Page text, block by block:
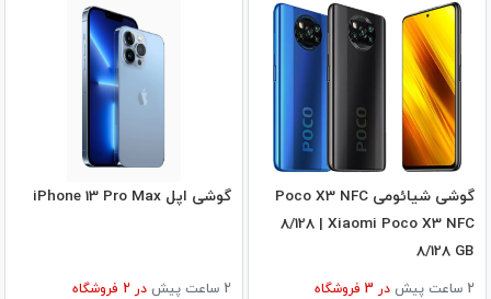
گوشی شیائومی Poco X3 NFC
8/128 | Xiaomi Poco X3 NFC
8/128 GB
2 ساعت پیش در فروشگاه
گوشی اپل iPhone 13 Pro Max
2 ساعت پیش در فروشگاه